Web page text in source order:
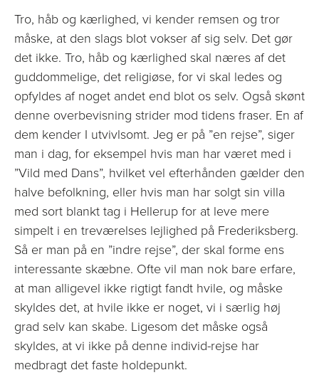
Tro, håb og kærlighed, vi kender remsen og tror
måske, at den slags blot vokser af sig selv. Det gør
det ikke. Tro, håb og kærlighed skal næres af det
guddommelige, det religiøse, for vi skal ledes og
opfyldes af noget andet end blot os selv. Også skønt
denne overbevisning strider mod tidens fraser. En af
dem kender I utvivlsomt. Jeg er på ”en rejse”, siger
man i dag, for eksempel hvis man har været med i
”Vild med Dans”, hvilket vel efterhånden gælder den
halve befolkning, eller hvis man har solgt sin villa
med sort blankt tag i Hellerup for at leve mere
simpelt i en treværelses lejlighed på Frederiksberg.
Så er man på en ”indre rejse”, der skal forme ens
interessante skæbne. Ofte vil man nok bare erfare,
at man alligevel ikke rigtigt fandt hvile, og måske
skyldes det, at hvile ikke er noget, vi i særlig høj
grad selv kan skabe. Ligesom det måske også
skyldes, at vi ikke på denne individ-rejse har
medbragt det faste holdepunkt.